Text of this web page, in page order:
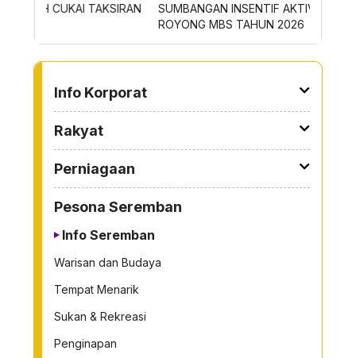
SUMBANGAN INSENTIF AKTIVITI GOTONG-
ROYONG MBS TAHUN 2026
Info Korporat
Rakyat
Perniagaan
Pesona Seremban
Info Seremban
Warisan dan Budaya
Tempat Menarik
Sukan & Rekreasi
Penginapan